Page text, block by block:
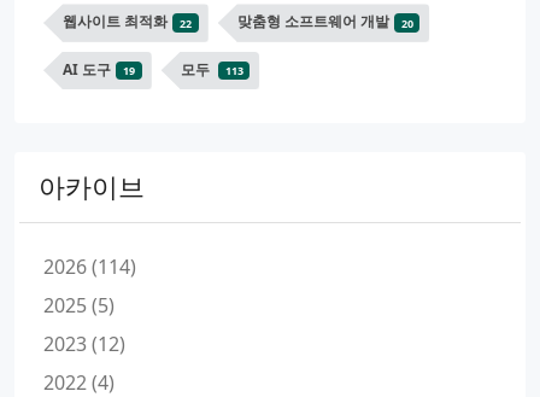
웹사이트 최적화 22 맞춤형 소프트웨어 개발 20
AI 도구 19 모두 113
아카이브
2026 (114)
2025 (5)
2023 (12)
2022 (4)